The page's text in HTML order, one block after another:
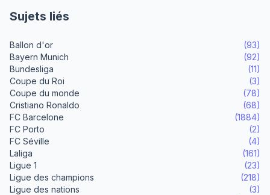
Sujets liés
Ballon d'or
(93)
Bayern Munich
(92)
Bundesliga
(11)
Coupe du Roi
(3)
Coupe du monde
(78)
Cristiano Ronaldo
(68)
FC Barcelone
(1884)
FC Porto
(2)
FC Séville
(4)
Laliga
(161)
Ligue 1
(23)
Ligue des champions
(218)
Ligue des nations
(3)